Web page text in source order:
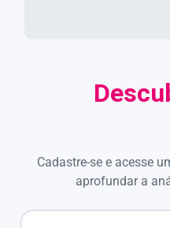
Cadastre-se e acesse
aprofundar a